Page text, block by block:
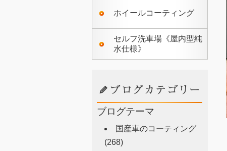
ホイールコーティング
セルフ洗車場《屋内型純
水仕様》
ブログテーマ
国産車のコーティング
(268)